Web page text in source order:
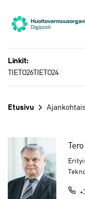
sisältöön
Linkit:
TIETO26TIETO24
Etusivu